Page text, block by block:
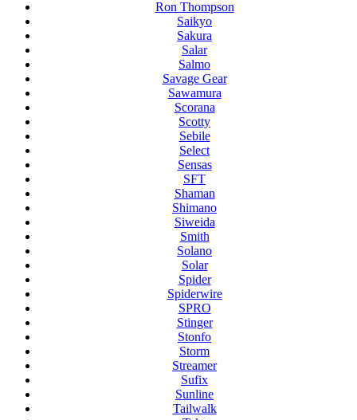
Ron Thompson
Saikyo
Sakura
Salar
Salmo
Savage Gear
Sawamura
Scorana
Scotty
Sebile
Select
Sensas
SFT
Shaman
Shimano
Siweida
Smith
Solano
Solar
Spider
Spiderwire
SPRO
Stinger
Stonfo
Storm
Streamer
Sufix
Sunline
Tailwalk